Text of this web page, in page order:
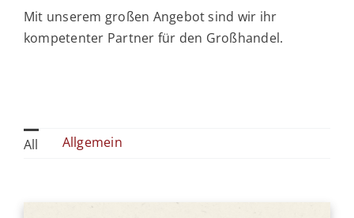
Mit unserem großen Angebot sind wir ihr
kompetenter Partner für den Großhandel.
All Allgemein